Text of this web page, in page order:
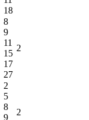
18
8
9
11
15
17
27
2
2
5
8
9
2